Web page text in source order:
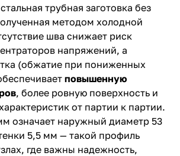
трубная заготовка без
методом холодной
шва снижает риск
напряжений, а
(обжатие при пониженных
повышенную
, более ровную поверхность и
от партии к партии.
означает наружный диаметр 53
5,5 мм — такой профиль
где важны надежность,